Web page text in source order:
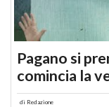
Pagano si
comincia la
di Redazione